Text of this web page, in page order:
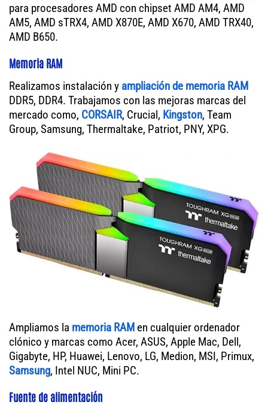
para procesadores AMD con chipset AMD AM4, AMD
AM5, AMD sTRX4, AMD X870E, AMD X670, AMD TRX40,
AMD B650.
Memoria RAM
Realizamos instalación y ampliación de memoria RAM
DDR5, DDR4. Trabajamos con las mejoras marcas del
mercado como, CORSAIR, Crucial, Kingston, Team
Group, Samsung, Thermaltake, Patriot, PNY, XPG.
Ampliamos la memoria RAM en cualquier ordenador
clónico y marcas como Acer, ASUS, Apple Mac, Dell,
Gigabyte, HP, Huawei, Lenovo, LG, Medion, MSI, Primux,
Samsung, Intel NUC, Mini PC.
Fuente de alimentación